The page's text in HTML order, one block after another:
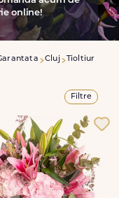
online!
Cluj Tioltiur
Filtre